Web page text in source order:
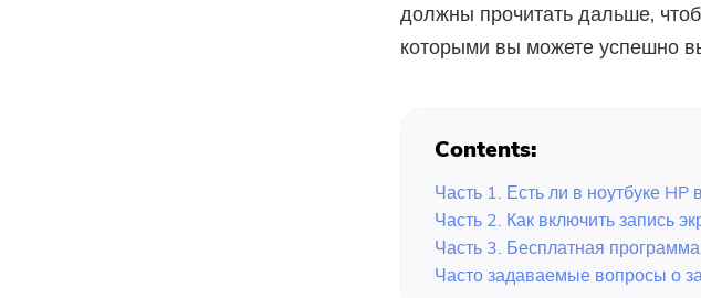
должны прочитать дальше,
которыми вы можете успешно
Contents:
Часть 1. Есть ли в ноутбуке
Часть 2. Как включить запись
Часть 3. Бесплатная
Часто задаваемые вопросы о